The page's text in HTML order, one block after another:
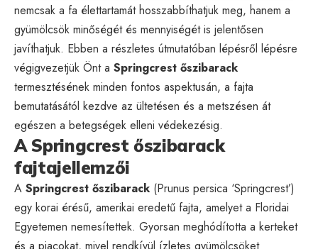
nemcsak a fa élettartamát hosszabbíthatjuk meg, hanem a
gyümölcsök minőségét és mennyiségét is jelentősen
javíthatjuk. Ebben a részletes útmutatóban lépésről lépésre
végigvezetjük Önt a Springcrest őszibarack
termesztésének minden fontos aspektusán, a fajta
bemutatásától kezdve az ültetésen és a metszésen át
egészen a betegségek elleni védekezésig.
A Springcrest őszibarack
fajtajellemzői
A Springcrest őszibarack (Prunus persica ‘Springcrest’)
egy korai érésű, amerikai eredetű fajta, amelyet a Floridai
Egyetemen nemesítettek. Gyorsan meghódította a kerteket
és a piacokat, mivel rendkívül ízletes gyümölcsöket